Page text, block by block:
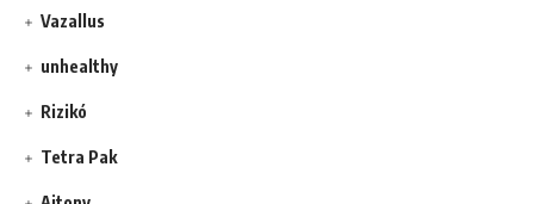
Vazallus
unhealthy
Rizikó
Tetra Pak